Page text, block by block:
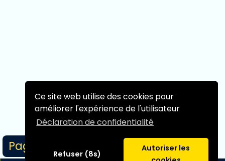
Ce site web utilise des cookies pour
améliorer l'expérience de l'utilisateur
Déclaration de confidentialité
Refuser (8s)
Autoriser les
Page 1/1